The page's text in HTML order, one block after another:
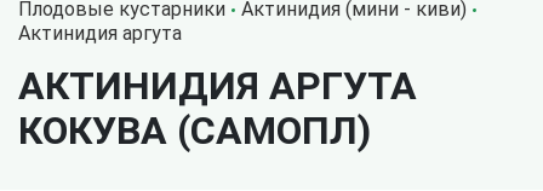
Плодовые кустарники
Актинидия (мини - киви)
Актинидия аргута
АКТИНИДИЯ АРГУТА
КОКУВА (САМОПЛ)